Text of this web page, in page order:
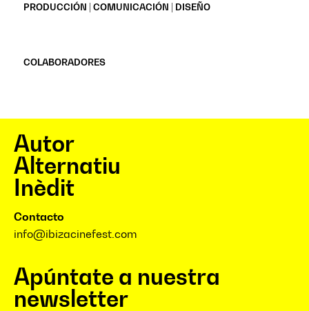
PRODUCCIÓN | COMUNICACIÓN | DISEÑO
COLABORADORES
Autor
Alternatiu
Inèdit
Contacto
info@ibizacinefest.com
Apúntate a nuestra
newsletter